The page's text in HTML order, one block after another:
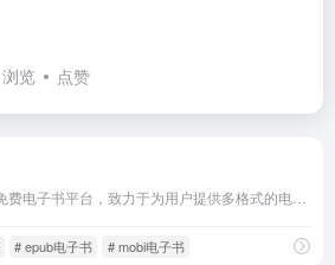
浏览 点赞
# epub电子书 # mobi电子书